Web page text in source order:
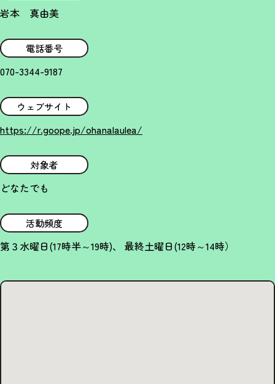
岩本 真由美
電話番号
070-3344-9187
ウェブサイト
https://r.goope.jp/ohanalaulea/
対象者
どなたでも
活動頻度
第３水曜日(17時半～19時)、 最終土曜日(12時～14時）